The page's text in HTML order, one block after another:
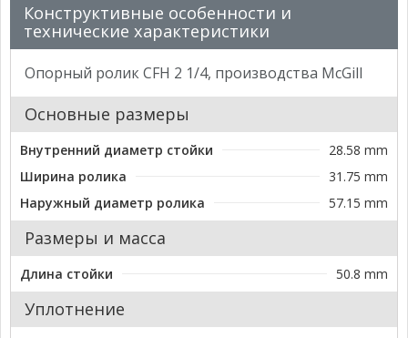
Конструктивные особенности и
технические характеристики
Опорный ролик CFH 2 1/4, производства McGill
Основные размеры
Внутренний диаметр стойки
28.58 mm
Ширина ролика
31.75 mm
Наружный диаметр ролика
57.15 mm
Размеры и масса
Длина стойки 50.8 mm
Уплотнение